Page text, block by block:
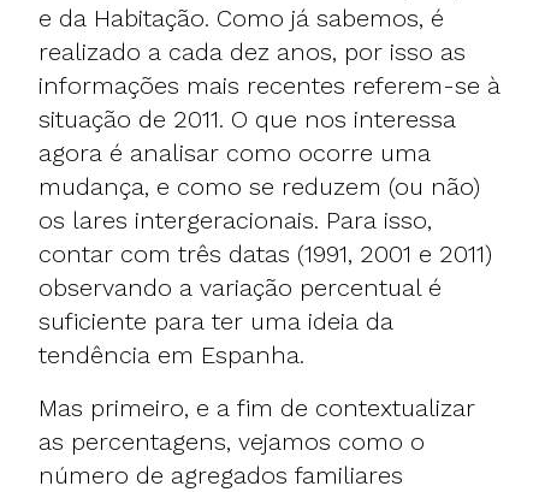
e da Habitação. Como já sabemos, é
realizado a cada dez anos, por isso as
informações mais recentes referem-se à
situação de 2011. O que nos interessa
agora é analisar como ocorre uma
mudança, e como se reduzem (ou não)
os lares intergeracionais. Para isso,
contar com três datas (1991, 2001 e 2011)
observando a variação percentual é
suficiente para ter uma ideia da
tendência em Espanha.
Mas primeiro, e a fim de contextualizar
as percentagens, vejamos como o
número de agregados familiares